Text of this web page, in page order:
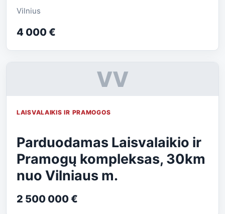
Vilnius
4 000 €
VV
LAISVALAIKIS IR PRAMOGOS
Parduodamas Laisvalaikio ir
Pramogų kompleksas, 30km
nuo Vilniaus m.
2 500 000 €